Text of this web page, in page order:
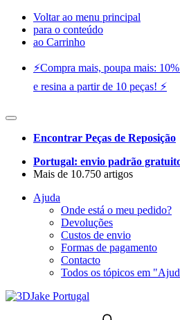
Voltar ao menu principal
para o conteúdo
ao Carrinho
⚡️Compra mais, poupa mais:
e resina a partir de 10 peças! ⚡️
Encontrar Peças de Reposição
Portugal: envio padrão
Mais de 10.750 artigos
Ajuda
Onde está o meu pedido?
Devoluções
Custos de envio
Formas de pagamento
Contacto
Todos os tópicos em